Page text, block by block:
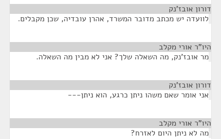
דורון אובז'נק
לוועדה יש מכתב מדובר המשרד, אהרן עובדיה, שכן מקבלים.
היו"ר אורי מקלב
מר אובז'נק, מה השאלה שלך? אני לא מבין מה השאלה.
דורון אובז'נק
אני אומר שאם משהו ניתן כרגע, הוא ניתן---
היו"ר אורי מקלב
מה לא ניתן היום לאזרח?